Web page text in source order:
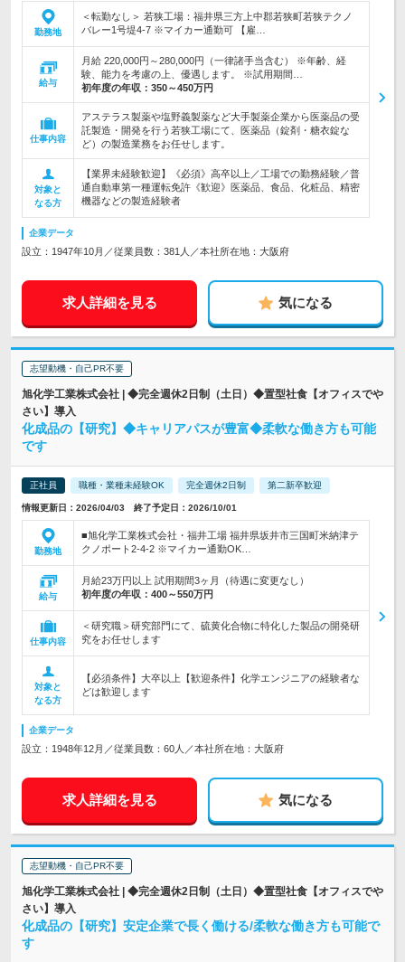
勤務地
＜転勤なし＞ 若狭工場：福井県三方上中郡若狭町若狭テクノ
バレー1号堤4-7 ※マイカー通勤可 【雇…
給与
月給 220,000円～280,000円（一律諸手当含む） ※年齢、経
験、能力を考慮の上、優遇します。 ※試用期間…
初年度の年収： 350～450万円
仕事内容
アステラス製薬や塩野義製薬など大手製薬企業から医薬品の受
託製造・開発を行う若狭工場にて、医薬品（錠剤・糖衣錠な
ど）の製造業務をお任せします。
対象と
なる方
【業界未経験歓迎】《必須》高卒以上／工場での勤務経験／普
通自動車第一種運転免許《歓迎》医薬品、食品、化粧品、精密
機器などの製造経験者
企業データ
設立：1947年10月／従業員数：381人／本社所在地：大阪府
求人詳細を見る 気になる
志望動機・自己PR不要
旭化学工業株式会社 | ◆完全週休2日制（土日）◆置型社食【オフィスでや
さい】導入
化成品の【研究】◆キャリアパスが豊富◆柔軟な働き方も可能
です
正社員 職種・業種未経験OK 完全週休2日制 第二新卒歓迎
情報更新日：2026/04/03 終了予定日：2026/10/01
勤務地
■旭化学工業株式会社・福井工場 福井県坂井市三国町米納津テ
クノポート2-4-2 ※マイカー通勤OK…
給与
月給23万円以上 試用期間3ヶ月（待遇に変更なし）
初年度の年収： 400～550万円
仕事内容
＜研究職＞研究部門にて、硫黄化合物に特化した製品の開発研
究をお任せします
対象と
なる方
【必須条件】大卒以上【歓迎条件】化学エンジニアの経験者な
どは歓迎します
企業データ
設立：1948年12月／従業員数：60人／本社所在地：大阪府
求人詳細を見る 気になる
志望動機・自己PR不要
旭化学工業株式会社 | ◆完全週休2日制（土日）◆置型社食【オフィスでや
さい】導入
化成品の【研究】安定企業で長く働ける/柔軟な働き方も可能で
す